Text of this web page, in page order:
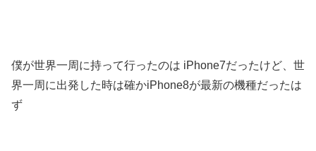
僕が世界一周に持って行ったのは iPhone7だったけど、世
界一周に出発した時は確かiPhone8が最新の機種だったは
ず